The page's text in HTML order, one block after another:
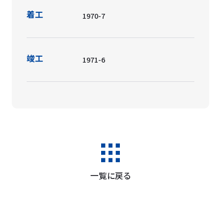
着工 1970-7
竣工 1971-6
一覧に戻る